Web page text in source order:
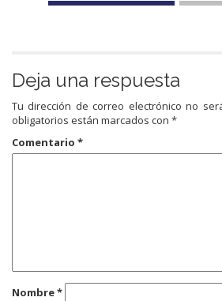
Deja una respuesta
Tu dirección de correo electrónico no
obligatorios están marcados con *
Comentario *
Nombre*